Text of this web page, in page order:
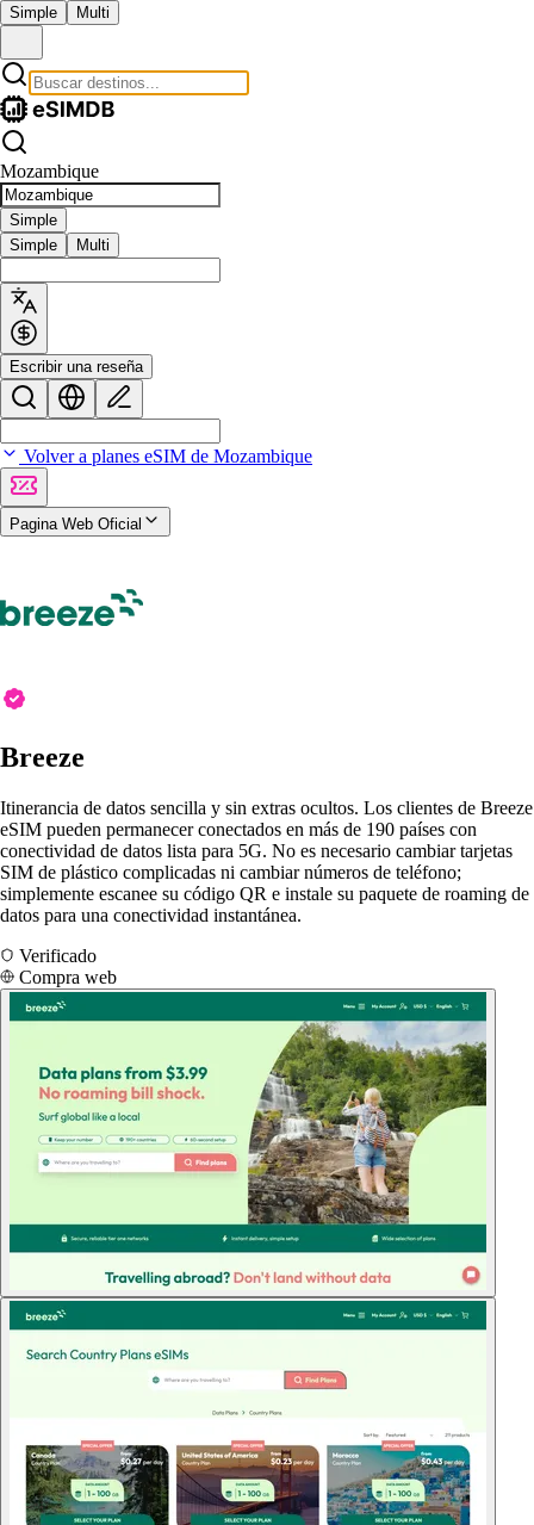
Simple Multi
Mozambique
Simple
Simple
Multi
Escribir una reseña
Volver a planes eSIM de Mozambique
Pagina Web Oficial
Breeze
Itinerancia de datos sencilla y sin extras ocultos. Los clientes de Breeze
eSIM pueden permanecer conectados en más de 190 países con
conectividad de datos lista para 5G. No es necesario cambiar tarjetas
SIM de plástico complicadas ni cambiar números de teléfono;
simplemente escanee su código QR e instale su paquete de roaming de
datos para una conectividad instantánea.
Verificado
Compra web